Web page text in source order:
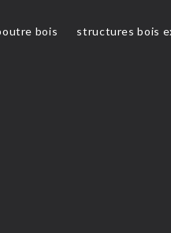
bois structures bois